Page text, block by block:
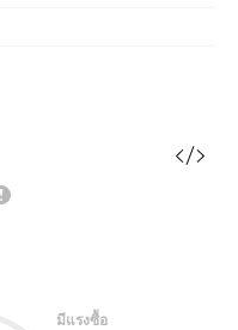
มีแรงซื้อ